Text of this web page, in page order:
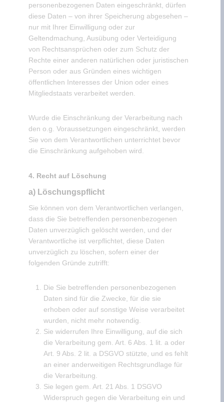
personenbezogenen Daten eingeschränkt, dürfen
diese Daten – von ihrer Speicherung abgesehen –
nur mit Ihrer Einwilligung oder zur
Geltendmachung, Ausübung oder Verteidigung
von Rechtsansprüchen oder zum Schutz der
Rechte einer anderen natürlichen oder juristischen
Person oder aus Gründen eines wichtigen
öffentlichen Interesses der Union oder eines
Mitgliedstaats verarbeitet werden.
Wurde die Einschränkung der Verarbeitung nach
den o.g. Voraussetzungen eingeschränkt, werden
Sie von dem Verantwortlichen unterrichtet bevor
die Einschränkung aufgehoben wird.
4. Recht auf Löschung
a) Löschungspflicht
Sie können von dem Verantwortlichen verlangen,
dass die Sie betreffenden personenbezogenen
Daten unverzüglich gelöscht werden, und der
Verantwortliche ist verpflichtet, diese Daten
unverzüglich zu löschen, sofern einer der
folgenden Gründe zutrifft:
Die Sie betreffenden personenbezogenen
Daten sind für die Zwecke, für die sie
erhoben oder auf sonstige Weise verarbeitet
wurden, nicht mehr notwendig.
Sie widerrufen Ihre Einwilligung, auf die sich
die Verarbeitung gem. Art. 6 Abs. 1 lit. a oder
Art. 9 Abs. 2 lit. a DSGVO stützte, und es fehlt
an einer anderweitigen Rechtsgrundlage für
die Verarbeitung.
Sie legen gem. Art. 21 Abs. 1 DSGVO
Widerspruch gegen die Verarbeitung ein und